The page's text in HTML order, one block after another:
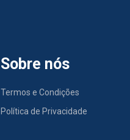
Sobre nós
Termos e Condições
Política de Privacidade